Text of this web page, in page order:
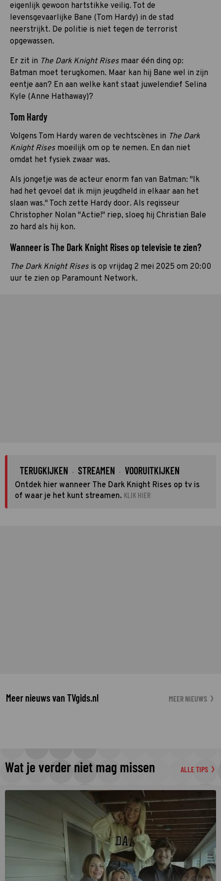
eigenlijk gewoon hartstikke veilig. Tot de
levensgevaarlijke Bane (Tom Hardy) in de stad
neerstrijkt. De politie is niet tegen de terrorist
opgewassen.
Er zit in The Dark Knight Rises maar één ding op:
Batman moet terugkomen. Maar kan hij Bane wel in zijn
eentje aan? En aan welke kant staat juwelendief Selina
Kyle (Anne Hathaway)?
Tom Hardy
Volgens Tom Hardy waren de vechtscènes in The Dark
Knight Rises moeilijk om op te nemen. En dan niet
omdat het fysiek zwaar was.
Als jongetje was de acteur enorm fan van Batman: "Ik
had het gevoel dat ik mijn jeugdheld in elkaar aan het
slaan was." Toch zette Hardy door. Als regisseur
Christopher Nolan "Actie!" riep, sloeg hij Christian Bale
zo hard als hij kon.
Wanneer is The Dark Knight Rises op televisie te zien?
The Dark Knight Rises is op vrijdag 2 mei 2025 om 20:00
uur te zien op Paramount Network.
TERUGKIJKEN · STREAMEN · VOORUITKIJKEN
Ontdek hier wanneer The Dark Knight Rises op tv is
of waar je het kunt streamen. KLIK HIER
Meer nieuws van TVgids.nl MEER NIEUWS
Wat je verder niet mag missen ALLE TIPS